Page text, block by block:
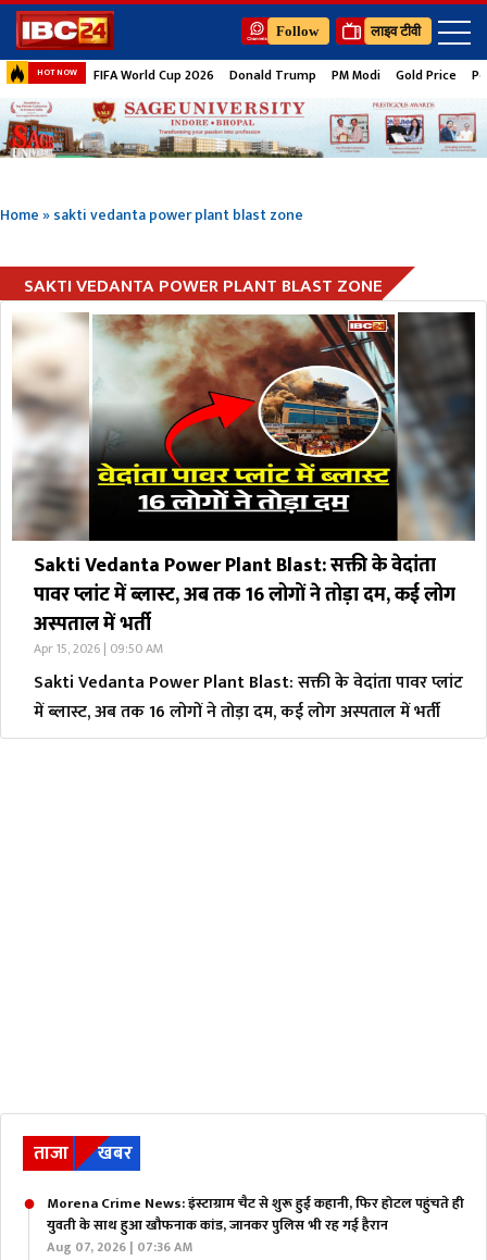
Follow लाइव टीवी
HOT NOW FIFA World Cup 2026 Donald Trump PM Modi Gold Price
Home»sakti vedanta power plant blast zone
SAKTI VEDANTA POWER PLANT BLAST ZONE
Sakti Vedanta Power Plant Blast: सक्ती के वेदांता
पावर प्लांट में ब्लास्ट, अब तक 16 लोगों ने तोड़ा दम, कई लोग
अस्पताल में भर्ती
Apr 15, 2026 | 09:50 AM
Sakti Vedanta Power Plant Blast: सक्ती के वेदांता पावर प्लांट
में ब्लास्ट, अब तक 16 लोगों ने तोड़ा दम, कई लोग अस्पताल में भर्ती
ताजा खबर
Morena Crime News: इंस्टाग्राम चैट से शुरू हुई कहानी, फिर होटल पहुंचते ही
युवती के साथ हुआ खौफनाक कांड, जानकर पुलिस भी रह गई हैरान
Aug 07, 2026 | 07:36 AM